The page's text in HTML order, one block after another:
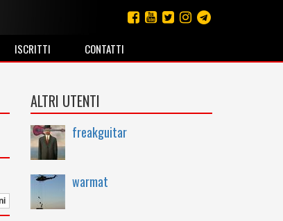
ISCRITTI CONTATTI
ALTRI UTENTI
freakguitar
warmat